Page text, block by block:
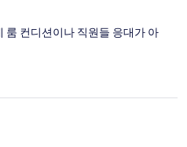
룸 컨디션이나 직원들 응대가 아